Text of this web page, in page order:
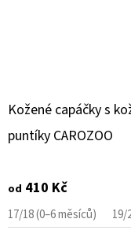
Kožené capáčky s
puntíky CAROZOO
od 410 Kč
17/18 (0–6 měsíců) 19/